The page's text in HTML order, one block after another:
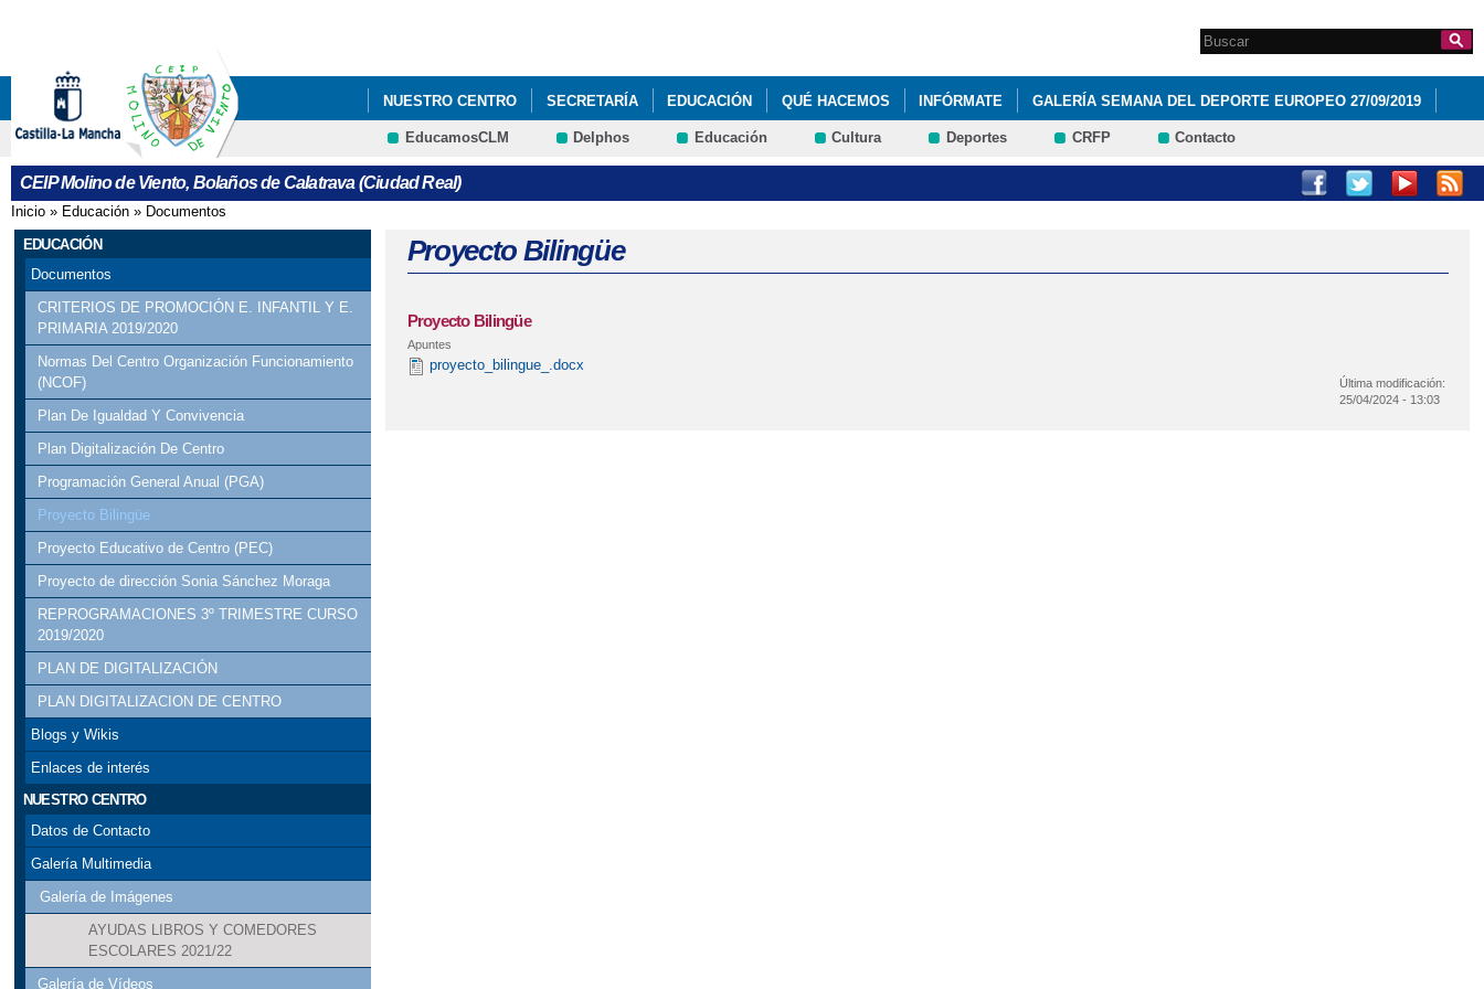
Formulario de
búsqueda
Search this site
NUESTRO CENTRO SECRETARÍA EDUCACIÓN QUÉ HACEMOS INFÓRMATE GALERÍA SEMANA DEL DEPORTE EUROPEO 27/09/2019
PROGRAMACIÓN GENERAL ANUAL (PGA) JYFT
EducamosCLM Delphos Educación Cultura Deportes CRFP Contacto
CEIP Molino de Viento, Bolaños de Calatrava (Ciudad Real)
Se encuentra usted aquí
Inicio » Educación » Documentos
EDUCACIÓN
Documentos
CRITERIOS DE PROMOCIÓN E. INFANTIL Y E.
PRIMARIA 2019/2020
Normas Del Centro Organización Funcionamiento
(NCOF)
Plan De Igualdad Y Convivencia
Plan Digitalización De Centro
Programación General Anual (PGA)
Proyecto Bilingüe
Proyecto Educativo de Centro (PEC)
Proyecto de dirección Sonia Sánchez Moraga
REPROGRAMACIONES 3º TRIMESTRE CURSO
2019/2020
PLAN DE DIGITALIZACIÓN
PLAN DIGITALIZACION DE CENTRO
Blogs y Wikis
Enlaces de interés
NUESTRO CENTRO
Datos de Contacto
Galería Multimedia
Galería de Imágenes
AYUDAS LIBROS Y COMEDORES
ESCOLARES 2021/22
Galería de Vídeos
Proyecto Bilingüe
Proyecto Bilingüe
Apuntes
proyecto_bilingue_.docx
Última modificación:
25/04/2024 - 13:03